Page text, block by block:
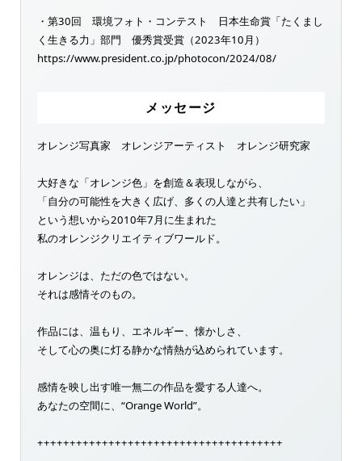
・第30回 環境フォト・コンテスト 日本生命賞「たくまし
く生きる力」部門 優秀賞受賞（2023年10月）
https://www.president.co.jp/photocon/2024/08/
メッセージ
オレンジ写真家 オレンジアーティスト オレンジ研究家
大好きな「オレンジ色」を創造＆表現しながら、
「自分の可能性を大きく広げ、多くの人達と共有したい」
という想いから2010年7月に生まれた
私のオレンジクリエイティブワールド。
オレンジは、ただの色ではない。
それは感情そのもの。
作品には、温もり、エネルギー、懐かしさ、
そして心の奥に灯る静かな情熱が込められています。
感情を映し出す唯一無二の作品を愛する人達へ。
あなたの空間に、“Orange World”。
++++++++++++++++++++++++++++++++++++++